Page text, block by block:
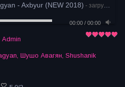
- Axbyur (NEW 2018) - загрузка
00:00 / 00:00
Admin
Шушо Авагян Shushanik